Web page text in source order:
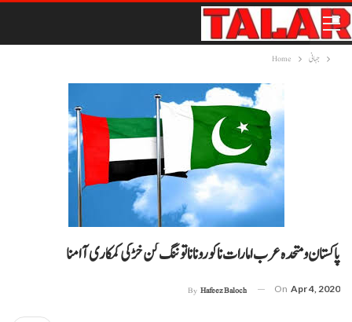
Home جہانی
پاکستان و متحدہ عرب امارات نا کورونا نا توننگ کن خڑکی کمکاری آ امنا
By Hafeez Baloch On Apr 4, 2020